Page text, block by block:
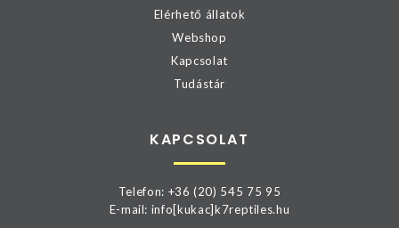
Elérhető állatok
Webshop
Kapcsolat
Tudástár
KAPCSOLAT
Telefon: +36 (20) 545 75 95
E-mail: info[kukac]k7reptiles.hu